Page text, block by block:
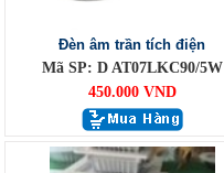
Đèn âm trần tích điện
Mã SP: D AT07LKC90/5W
450.000 VND